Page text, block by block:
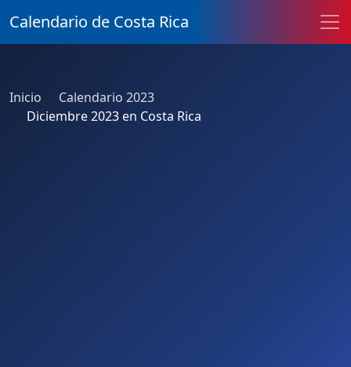
Calendario de Costa Rica
Inicio
Calendario 2023
Diciembre 2023 en Costa Rica